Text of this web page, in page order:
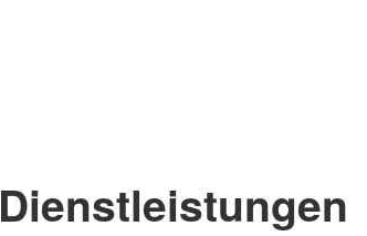
Dienstleistungen